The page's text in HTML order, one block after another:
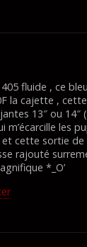
fluide , ce
la cajette , cette
13″ ou 14″
m’écarcille les
et cette sortie
rajouté
*_O’